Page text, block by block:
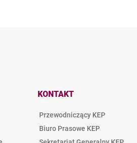
KONTAKT
Przewodniczący KEP
Biuro Prasowe KEP